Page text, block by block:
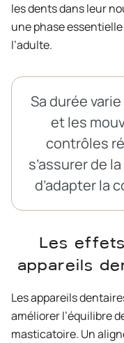
les dents dans leur
une phase
l’adulte.
Sa durée
et les
contrôles
s’assurer de
d’adapter la
Les
appareils
Les appareils
améliorer l’équilibre
masticatoire. Un